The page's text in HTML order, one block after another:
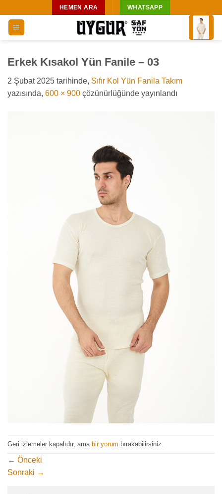
atla
HEMEN ARA WHATSAPP
Erkek Kısakol Yün Fanile – 03
2 Şubat 2025 tarihinde, Sıfır Kol Yün Fanila Takım
yazısında, 600 × 900 çözünürlüğünde yayınlandı
Geri izlemeler kapalıdır, ama bir yorum bırakabilirsiniz.
← Önceki
Sonraki →